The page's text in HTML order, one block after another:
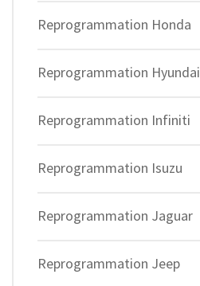
Reprogrammation Honda
Reprogrammation Hyundai
Reprogrammation Infiniti
Reprogrammation Isuzu
Reprogrammation Jaguar
Reprogrammation Jeep